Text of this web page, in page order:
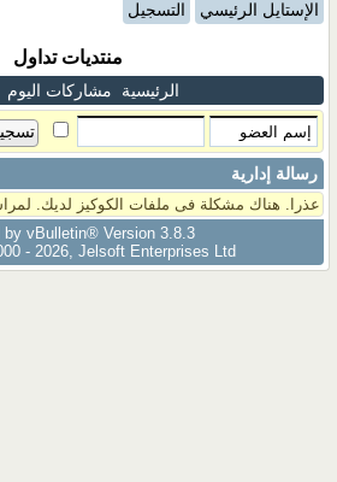
الإستايل الرئيسي التسجيل
منتديات تداول
الرئيسية مشاركات اليوم
رسالة إدارية
عذرا. هناك مشكلة فى ملفات الكوكيز لديك.
by vBulletin® Version 3.8.3
- 2026, Jelsoft Enterprises Ltd.